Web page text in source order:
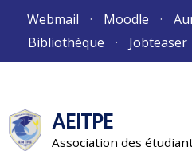
Webmail Moodle
Bibliothèque
Jobteaser
AEITPE
Association des